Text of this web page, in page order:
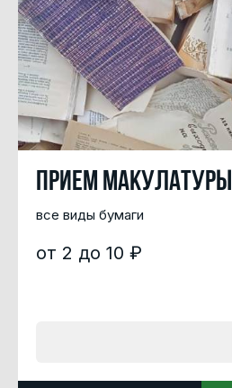
Прием макулатуры
все виды бумаги
от 2 до 10 ₽